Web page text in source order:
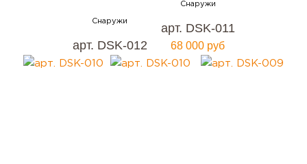
арт. DSK-012
арт. DSK-011
68 000 руб
Хотите купить металлическую входную дверь в
Москве
с гарантией качества и по привлекательной